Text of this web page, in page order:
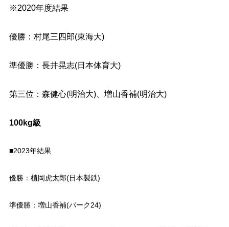
※2020年度結果
優勝：村尾三四郎(東海大)
準優勝：長井晃志(日本体育大)
第三位：森健心(明治大)、増山香補(明治大)
100kg級
■2023年結果
優勝：植岡虎太郎(日本製鉄)
準優勝：増山香補(パーク24)